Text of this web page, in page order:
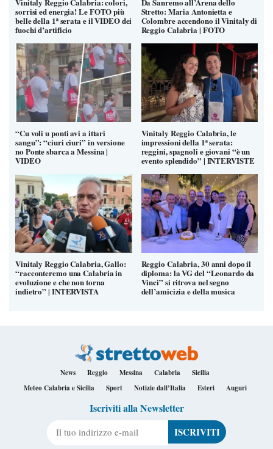
sorrisi ed energia! Le FOTO più
belle della 1ª serata e il VIDEO dei
fuochi d’artificio
Stretto: Maria Antonietta e
Colombre accendono il Vinitaly di
Reggio Calabria | FOTO
“Cu voli u ponti avi a ittari
sangu”: “ciuri ciuri” in versione
no Ponte sbarca a Messina |
VIDEO
Vinitaly Reggio Calabria, le
impressioni della 1ª serata:
reggini, spagnoli e giovani “è un
evento splendido” | INTERVISTE
Vinitaly Reggio Calabria, Gallo:
“racconteremo una Calabria in
evoluzione e che non torna
indietro” | INTERVISTA
Reggio Calabria, 30 anni dopo il
diploma: la VG del “Leonardo da
Vinci” si ritrova nel segno
dell’amicizia e della musica
News Reggio Messina Calabria
Sicilia
Meteo Calabria e Sicilia
Sport Notizie dall’Italia Esteri Auguri
Iscriviti alla Newsletter